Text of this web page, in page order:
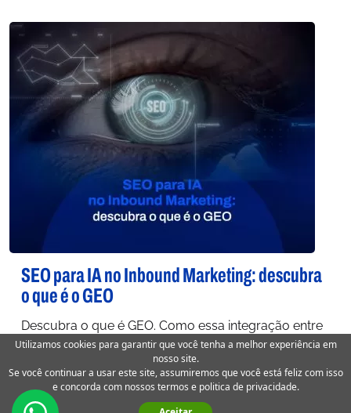
SEO para IA no Inbound Marketing: descubra
o que é o GEO
Descubra o que é GEO. Como essa integração entre
SEO para IA está revolucionando o Inbound
Marketing. SEO IA
Utilizamos cookies para garantir que você tenha a melhor experiência em
nosso site.
Se você continuar a usar este site, assumiremos que você está feliz com isso
e concorda com nossos termos e politica de privacidade.